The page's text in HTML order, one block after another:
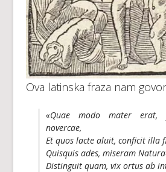
Ova latinska fraza nam
«Quae modo mater
novercae,
Et quos lacte aluit, conficit illa
Quisquis ades, miseram
Distinguit quam, vix ortus ab